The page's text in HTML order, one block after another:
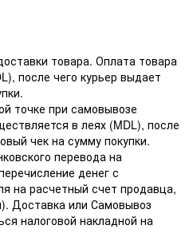
товара. Оплата товара
после чего курьер выдает
точке при самовывозе
в леях (MDL), после
чек на сумму покупки.
перевода на
денег с
на расчетный счет продавца,
Доставка или Самовывоз
налоговой накладной на